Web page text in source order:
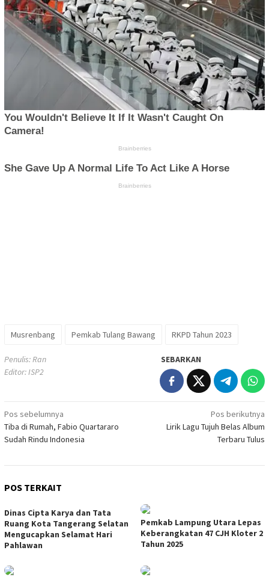
Musrenbang Pemkab Tulang Bawang RKPD Tahun 2023
Penulis: Ran
Editor: ISP2
SEBARKAN
Navigasi
pos
Pos sebelumnya
Tiba di Rumah, Fabio Quartararo
Sudah Rindu Indonesia
Pos berikutnya
Lirik Lagu Tujuh Belas Album
Terbaru Tulus
POS TERKAIT
Dinas Cipta Karya dan Tata
Ruang Kota Tangerang Selatan
Mengucapkan Selamat Hari
Pahlawan
Pemkab Lampung Utara Lepas
Keberangkatan 47 CJH Kloter 2
Tahun 2025